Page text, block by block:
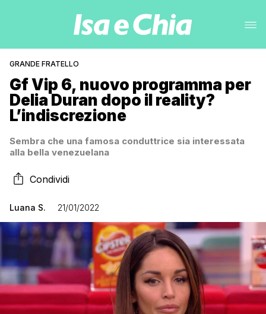
GRANDE FRATELLO
Gf Vip 6, nuovo programma per
Delia Duran dopo il reality?
L’indiscrezione
Sembra che una famosa conduttrice sia interessata
alla bella venezuelana
Condividi
Luana S. 21/01/2022